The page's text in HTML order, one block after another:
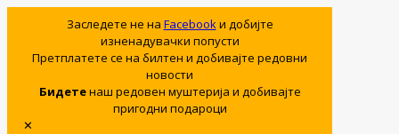
Заследете не на Facebookи добијте
изненадувачки попусти
Претплатете се на билтен и добивајте редовни
новости
Бидетенаш редовен муштерија и добивајте
пригодни подароци
✕